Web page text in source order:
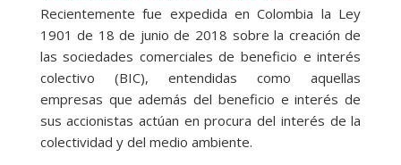
Recientemente fue expedida en Colombia la Ley
1901 de 18 de junio de 2018 sobre la creación de
las sociedades comerciales de beneficio e interés
colectivo (BIC), entendidas como aquellas
empresas que además del beneficio e interés de
sus accionistas actúan en procura del interés de la
colectividad y del medio ambiente.